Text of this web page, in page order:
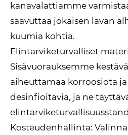
kanavalattiamme
saavuttaa jokaisen lavan
kuumia kohtia.
Elintarviketurvalliset
Sisävuorauksemme
aiheuttamaa korroosiota
desinfioitavia, ja ne
Kosteudenhallinta: